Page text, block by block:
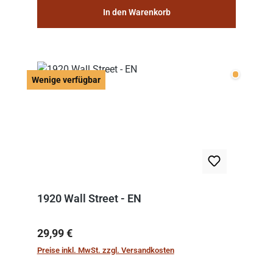
In den Warenkorb
Wenige verfügbar Wenige
1920 Wall Street - EN
Regulärer Preis:
29,99 €
Preise inkl. MwSt. zzgl. Versandkosten